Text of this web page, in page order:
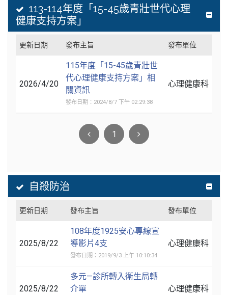
113-114年度「15-45歲青壯世代心理
健康支持方案」
更新日期 發布主旨 發布單位
2026/4/20
115年度「15-45歲青壯世
代心理健康支持方案」相
關資訊
發布日期：2024/8/7 下午 02:29:38
心理健康科
1
自殺防治
更新日期 發布主旨 發布單位
2025/8/22
108年度1925安心專線宣
導影片4支
發布日期：2019/9/3 上午 10:10:34
心理健康科
2025/8/22
多元—診所轉入衛生局轉
介單
心理健康科